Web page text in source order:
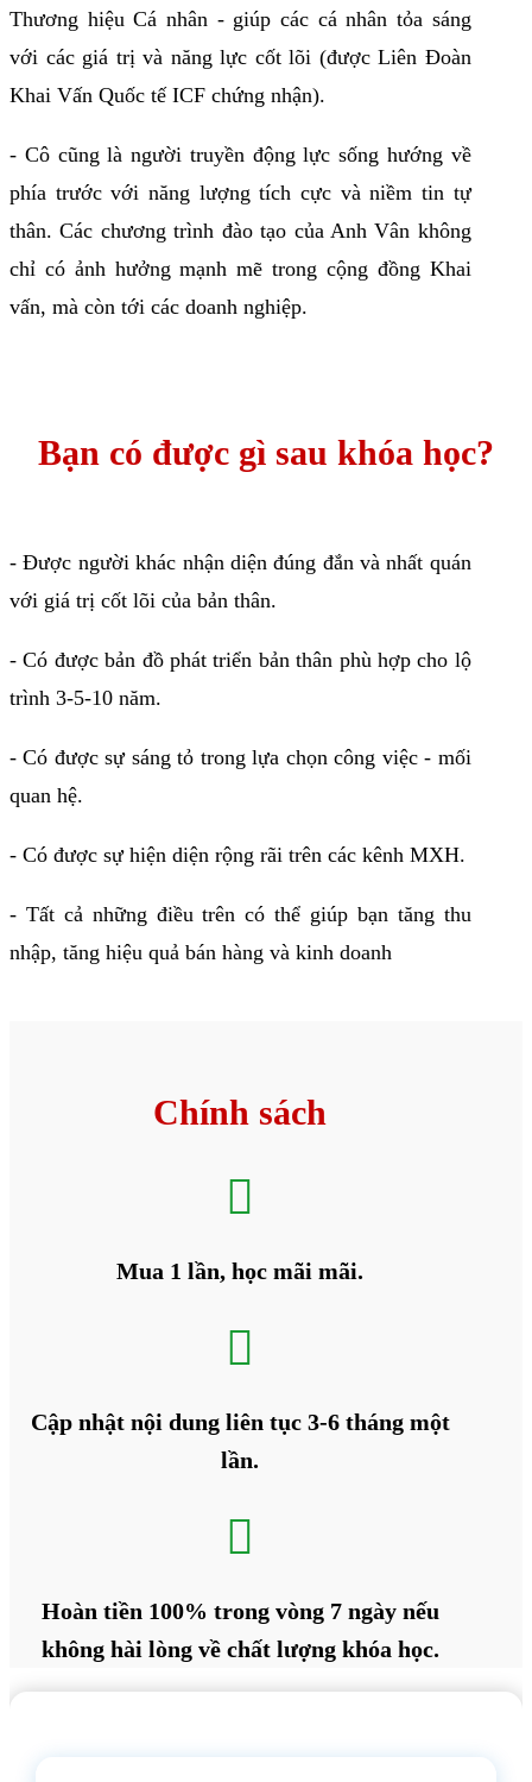
Thương hiệu Cá nhân - giúp các cá nhân tỏa sáng
với các giá trị và năng lực cốt lõi (được Liên Đoàn
Khai Vấn Quốc tế ICF chứng nhận).
- Cô cũng là người truyền động lực sống hướng về
phía trước với năng lượng tích cực và niềm tin tự
thân. Các chương trình đào tạo của Anh Vân không
chỉ có ảnh hưởng mạnh mẽ trong cộng đồng Khai
vấn, mà còn tới các doanh nghiệp.
Bạn có được gì sau khóa học?
- Được người khác nhận diện đúng đắn và nhất quán
với giá trị cốt lõi của bản thân.
- Có được bản đồ phát triển bản thân phù hợp cho lộ
trình 3-5-10 năm.
- Có được sự sáng tỏ trong lựa chọn công việc - mối
quan hệ.
- Có được sự hiện diện rộng rãi trên các kênh MXH.
- Tất cả những điều trên có thể giúp bạn tăng thu
nhập, tăng hiệu quả bán hàng và kinh doanh
Chính sách

Mua 1 lần, học mãi mãi.

Cập nhật nội dung liên tục 3-6 tháng một
lần.

Hoàn tiền 100% trong vòng 7 ngày nếu
không hài lòng về chất lượng khóa học.